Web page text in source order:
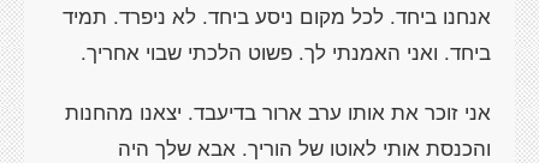
אנחנו ביחד. לכל מקום ניסע ביחד. לא ניפרד. תמיד
ביחד. ואני האמנתי לך. פשוט הלכתי שבוי אחריך.
אני זוכר את אותו ערב ארור בדיעבד. יצאנו מהחנות
והכנסת אותי לאוטו של הוריך. אבא שלך היה